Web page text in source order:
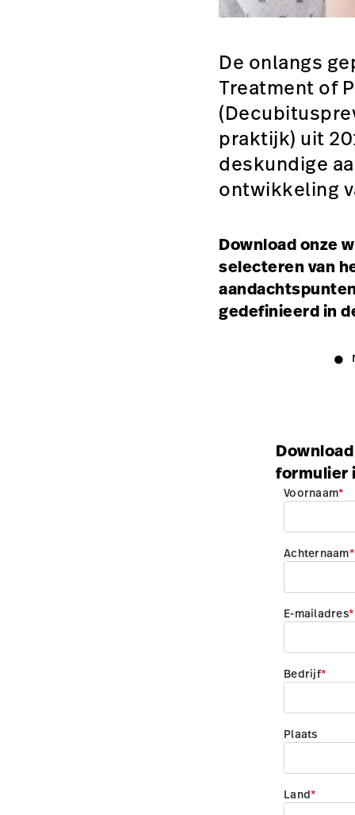
De onlangs
Treatment of
praktijk) uit
deskundige
ontwikkeling
Download onze
selecteren van
gedefinieerd in